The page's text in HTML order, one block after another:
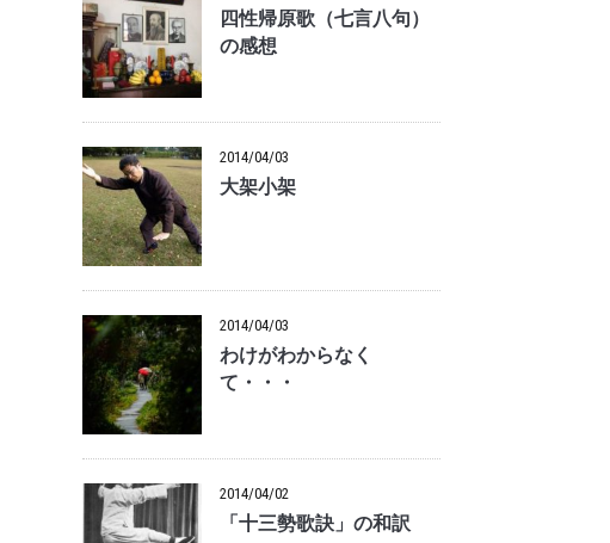
四性帰原歌（七言八句）
の感想
2014/04/03
大架小架
2014/04/03
わけがわからなく
て・・・
2014/04/02
「十三勢歌訣」の和訳